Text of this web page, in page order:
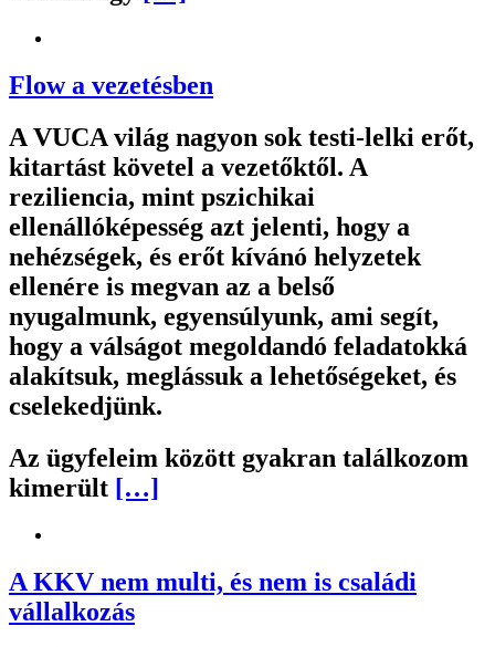
Flow a vezetésben
A VUCA világ nagyon sok testi-lelki erőt,
kitartást követel a vezetőktől. A
reziliencia, mint pszichikai
ellenállóképesség azt jelenti, hogy a
nehézségek, és erőt kívánó helyzetek
ellenére is megvan az a belső
nyugalmunk, egyensúlyunk, ami segít,
hogy a válságot megoldandó feladatokká
alakítsuk, meglássuk a lehetőségeket, és
cselekedjünk.
Az ügyfeleim között gyakran találkozom
kimerült […]
A KKV nem multi, és nem is családi
vállalkozás